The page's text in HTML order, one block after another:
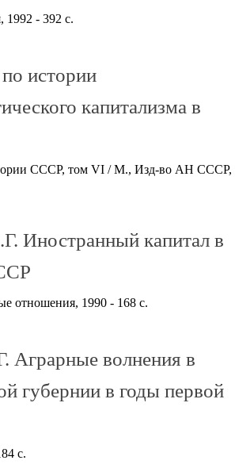
1992 - 392 с.
истории
капитализма в
СССР, том VI / М., Изд-во АН СССР,
Иностранный капитал в
отношения, 1990 - 168 с.
Аграрные волнения в
губернии в годы первой
с.